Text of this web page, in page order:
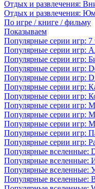
Отдых и развлечения:
Отдых и развлечения:
По игре / книге / фильму
Показываем
Популярные серии игр: 7
Популярные серии игр:
Популярные серии игр:
Популярные серии игр:
Популярные серии игр:
Популярные серии игр:
Популярные серии игр:
Популярные серии игр:
Популярные серии игр:
Популярные серии игр:
Популярные серии игр:
Популярные серии игр:
Популярные вселенные:
Популярные вселенные:
Популярные вселенные:
Популярные вселенные: